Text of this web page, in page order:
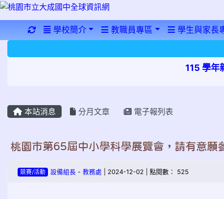
重新取得佈景設定
學校簡介 教職員專區 學生與家長
115 學年
本站消息 分月文章 電子報列表
桃園市第65屆中小學科學展覽會，請有意願
競賽/活動 設備組長- 教務處 | 2024-12-02 | 點閱數： 525